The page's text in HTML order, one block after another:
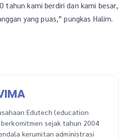
tahun kami berdiri dan kami besar,
yang puas,” pungkas Halim.
Edutech (education
sejak tahun 2004
kerumitan administrasi